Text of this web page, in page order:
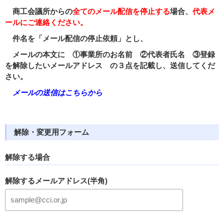
商工会議所からの全てのメール配信を停止する場合、 代表メ
ールにご連絡ください。
件名を「メール配信の停止依頼」とし、
メールの本文に ①事業所のお名前 ②代表者氏名 ③登録
を解除したいメールアドレス の３点を記載し、送信してくだ
さい。
メールの送信はこちらから
解除・変更用フォーム
解除する場合
解除するメールアドレス(半角)